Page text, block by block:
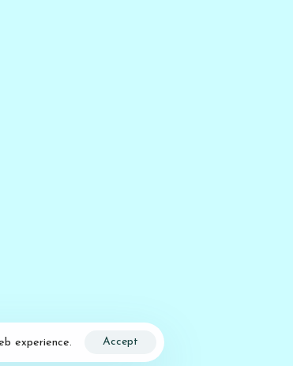
experience. Accept